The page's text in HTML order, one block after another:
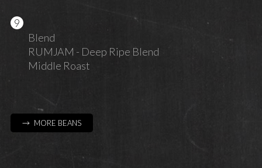
Blend
RUMJAM - Deep Ripe Blend
Middle Roast
→ MORE BEANS